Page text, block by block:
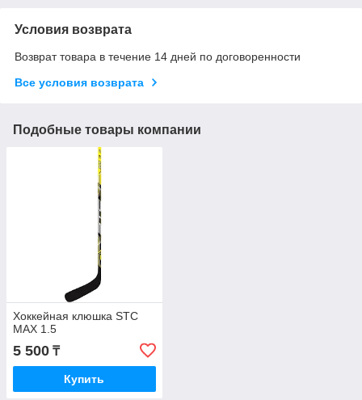
Условия возврата
Возврат товара в течение 14 дней по договоренности
Все условия возврата
Подобные товары компании
Хоккейная клюшка STC
MAX 1.5
5 500 ₸
Купить